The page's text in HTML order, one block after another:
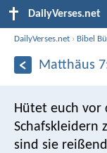
DailyVerses.net
DailyVerses.net › Bibel
Matthäus
Hütet euch vor
Schafskleidern
sind sie